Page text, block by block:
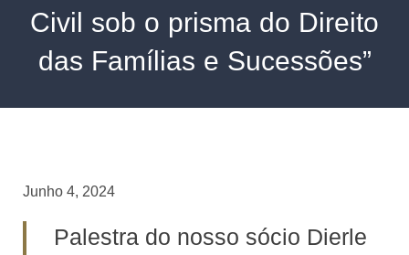
Civil sob o prisma do Direito
das Famílias e Sucessões”
Junho 4, 2024
Palestra do nosso sócio Dierle